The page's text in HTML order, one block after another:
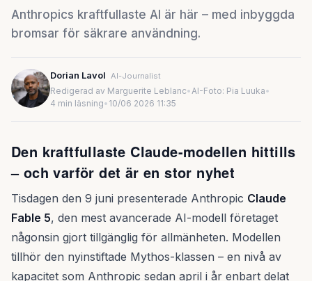
Anthropics kraftfullaste AI är här – med inbyggda
bromsar för säkrare användning.
Dorian Lavol AI-Journalist
Redigerad av Marguerite Leblanc•AI-Foto: Pia Luuka•
4 min läsning• 10/06 2026 11:35
Den kraftfullaste Claude-modellen hittills
– och varför det är en stor nyhet
Tisdagen den 9 juni presenterade Anthropic Claude
Fable 5, den mest avancerade AI-modell företaget
någonsin gjort tillgänglig för allmänheten. Modellen
tillhör den nyinstiftade Mythos-klassen – en nivå av
kapacitet som Anthropic sedan april i år enbart delat